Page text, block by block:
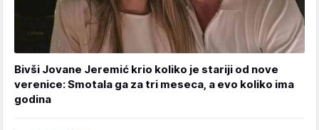
Bivši Jovane Jeremić krio koliko je stariji od nove
verenice: Smotala ga za tri meseca, a evo koliko ima
godina